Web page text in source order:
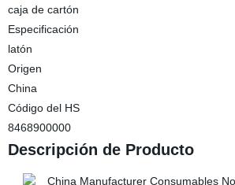
caja de cartón
Especificación
latón
Origen
China
Código del HS
8468900000
Descripción de Producto